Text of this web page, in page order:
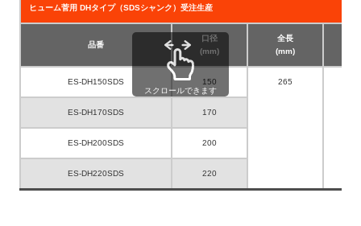
ヒューム菅用 DHタイプ（SDSシャンク）受注生産
品番
口径
(mm)
全長
(mm)
ES-DH150SDS 150 265
ES-DH170SDS 170
ES-DH200SDS 200
ES-DH220SDS 220
スクロールできます